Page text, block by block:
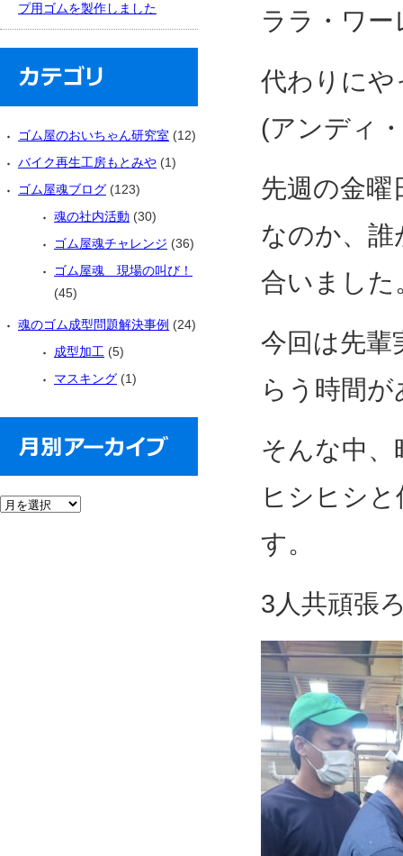
ララ・ワ
代わりにや
(アンディ
先週の金曜
なのか、
合いました
今回は先輩
らう時間
そんな中
ヒシヒシ
す。
3人共頑張
プ用ゴムを製作しました
ゴム屋のおいちゃん研究室 (12)
バイク再生工房もとみや (1)
ゴム屋魂ブログ (123)
魂の社内活動 (30)
ゴム屋魂チャレンジ (36)
ゴム屋魂 現場の叫び！
(45)
魂のゴム成型問題解決事例 (24)
成型加工 (5)
マスキング (1)